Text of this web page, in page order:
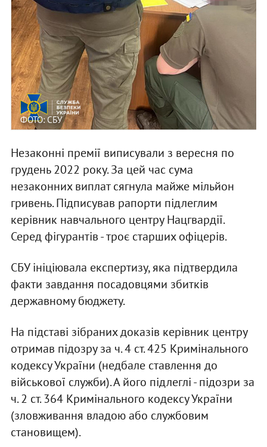
ФОТО: СБУ
Незаконні премії виписували з вересня по
грудень 2022 року. За цей час сума
незаконних виплат сягнула майже мільйон
гривень. Підписував рапорти підлеглим
керівник навчального центру Нацгвардії.
Серед фігурантів - троє старших офіцерів.
СБУ ініціювала експертизу, яка підтвердила
факти завдання посадовцями збитків
державному бюджету.
На підставі зібраних доказів керівник центру
отримав підозру за ч. 4 ст. 425 Кримінального
кодексу України (недбале ставлення до
військової служби). А його підлеглі - підозри за
ч. 2 ст. 364 Кримінального кодексу України
(зловживання владою або службовим
становищем).